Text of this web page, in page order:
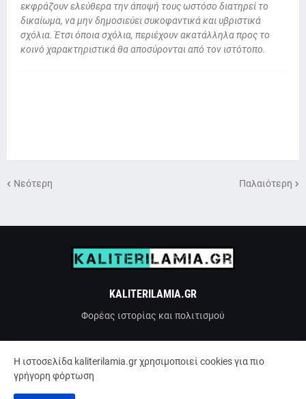
εκφράζουν ελεύθερα την άποψή τους ωστόσο διατηρεί το
δικαίωμα, να μην δημοσιεύει συκοφαντικά και υβριστικά
σχόλια. Έτσι όποια σχόλια, περιέχουν ακατάλληλα προς το
κοινό χαρακτηριστικά θα αποσύρονται από τον ιστότοπο.
Νεότερη Παλαιότερη
KALITERILAMIA.GR
Φορέας ιστορίας και πολιτισμού
H ιστοσελίδα kaliterilamia.gr χρησιμοποιεί cookies για πιο
γρήγορη φόρτωση